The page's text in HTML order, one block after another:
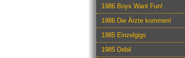
1986 Boys Want Fun!
1986 Die Ärzte kommen!
1985 Einzelgigs
1985 Debil